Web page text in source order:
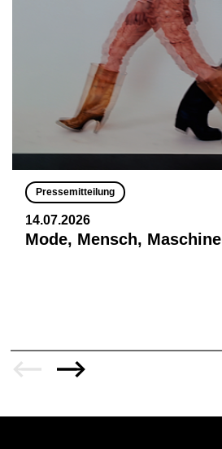
Pressemitteilung
14.07.2026
Mode, Mensch, Maschine